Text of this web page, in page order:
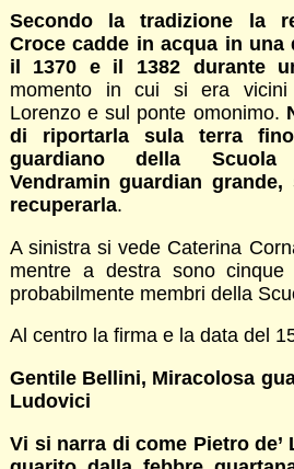
Secondo la tradizione la
Croce cadde in acqua in una
il 1370 e il 1382 durante
momento in cui si era
Lorenzo e sul ponte omonimo.
di riportarla sula terra
guardiano della Scuola
Vendramin guardian
recuperarla.
A sinistra si vede Caterina
mentre a destra sono cinque
probabilmente membri della
Al centro la firma e la data del
Gentile Bellini, Miracolosa
Ludovici
Vi si narra di come Pietro